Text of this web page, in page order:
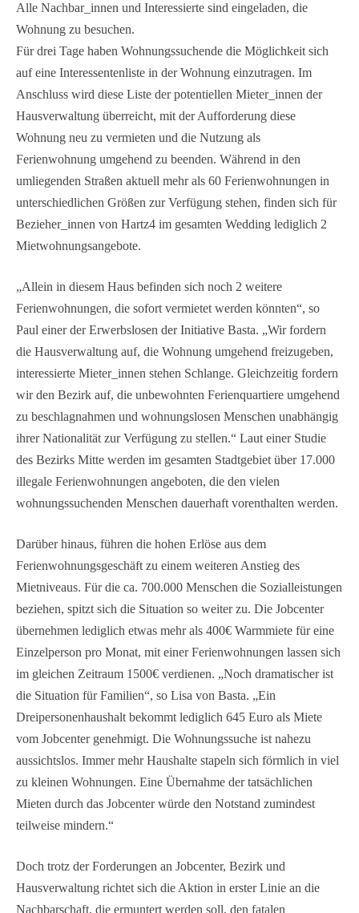
Alle Nachbar_innen und Interessierte sind eingeladen, die
Wohnung zu besuchen.
Für drei Tage haben Wohnungssuchende die Möglichkeit sich
auf eine Interessentenliste in der Wohnung einzutragen. Im
Anschluss wird diese Liste der potentiellen Mieter_innen der
Hausverwaltung überreicht, mit der Aufforderung diese
Wohnung neu zu vermieten und die Nutzung als
Ferienwohnung umgehend zu beenden. Während in den
umliegenden Straßen aktuell mehr als 60 Ferienwohnungen in
unterschiedlichen Größen zur Verfügung stehen, finden sich für
Bezieher_innen von Hartz4 im gesamten Wedding lediglich 2
Mietwohnungsangebote.
„Allein in diesem Haus befinden sich noch 2 weitere
Ferienwohnungen, die sofort vermietet werden könnten“, so
Paul einer der Erwerbslosen der Initiative Basta. „Wir fordern
die Hausverwaltung auf, die Wohnung umgehend freizugeben,
interessierte Mieter_innen stehen Schlange. Gleichzeitig fordern
wir den Bezirk auf, die unbewohnten Ferienquartiere umgehend
zu beschlagnahmen und wohnungslosen Menschen unabhängig
ihrer Nationalität zur Verfügung zu stellen.“ Laut einer Studie
des Bezirks Mitte werden im gesamten Stadtgebiet über 17.000
illegale Ferienwohnungen angeboten, die den vielen
wohnungssuchenden Menschen dauerhaft vorenthalten werden.
Darüber hinaus, führen die hohen Erlöse aus dem
Ferienwohnungsgeschäft zu einem weiteren Anstieg des
Mietniveaus. Für die ca. 700.000 Menschen die Sozialleistungen
beziehen, spitzt sich die Situation so weiter zu. Die Jobcenter
übernehmen lediglich etwas mehr als 400€ Warmmiete für eine
Einzelperson pro Monat, mit einer Ferienwohnungen lassen sich
im gleichen Zeitraum 1500€ verdienen. „Noch dramatischer ist
die Situation für Familien“, so Lisa von Basta. „Ein
Dreipersonenhaushalt bekommt lediglich 645 Euro als Miete
vom Jobcenter genehmigt. Die Wohnungssuche ist nahezu
aussichtslos. Immer mehr Haushalte stapeln sich förmlich in viel
zu kleinen Wohnungen. Eine Übernahme der tatsächlichen
Mieten durch das Jobcenter würde den Notstand zumindest
teilweise mindern.“
Doch trotz der Forderungen an Jobcenter, Bezirk und
Hausverwaltung richtet sich die Aktion in erster Linie an die
Nachbarschaft, die ermuntert werden soll, den fatalen